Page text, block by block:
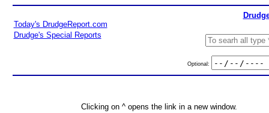
Today's DrudgeReport.com
Drudge's Special Reports
Optional:
Clicking on ^ opens the link in a new window.